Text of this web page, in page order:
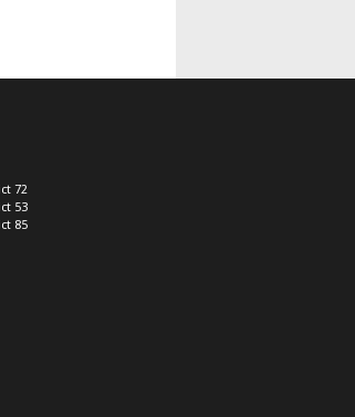
72
53
85